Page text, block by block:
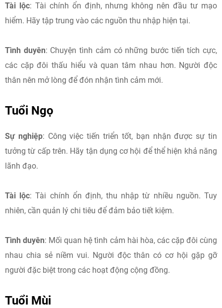
Tài lộc: Tài chính ổn định, nhưng không nên đầu tư mạo
hiểm. Hãy tập trung vào các nguồn thu nhập hiện tại.​
Tình duyên: Chuyện tình cảm có những bước tiến tích cực,
các cặp đôi thấu hiểu và quan tâm nhau hơn. Người độc
thân nên mở lòng để đón nhận tình cảm mới.​
Tuổi Ngọ
Sự nghiệp: Công việc tiến triển tốt, bạn nhận được sự tin
tưởng từ cấp trên. Hãy tận dụng cơ hội để thể hiện khả năng
lãnh đạo.​
Tài lộc: Tài chính ổn định, thu nhập từ nhiều nguồn. Tuy
nhiên, cần quản lý chi tiêu để đảm bảo tiết kiệm.​
Tình duyên: Mối quan hệ tình cảm hài hòa, các cặp đôi cùng
nhau chia sẻ niềm vui. Người độc thân có cơ hội gặp gỡ
người đặc biệt trong các hoạt động cộng đồng.​
Tuổi Mùi